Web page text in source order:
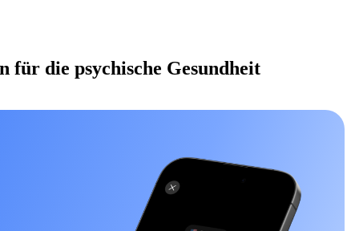
die psychische Gesundheit